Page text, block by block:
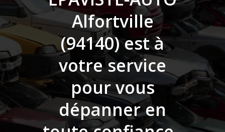
Alfortville
(94140)est à
votre service
pour vous
dépanner en